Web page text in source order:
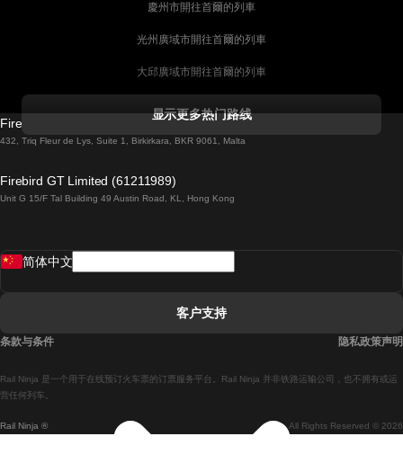
慶州市開往首爾的列車
光州廣域市開往首爾的列車
大邱廣域市開往首爾的列車
都柏林開往戈尔韦的列車
羅馬開往拿坡里的列車
馬德里開往巴塞罗那的列車
显示更多热门路线
Firebird GT Limited (OC 1451)
432, Triq Fleur de Lys, Suite 1, Birkirkara, BKR 9061, Malta
Firebird GT Limited (61211989)
Unit G 15/F Tal Building 49 Austin Road, KL, Hong Kong
Rail Ninja ® All Rights Reserved © 2026
Rail Ninja 是一个用于在线预订火车票的订票服务平台。Rail Ninja 并非铁路运输公司，也不拥有或运
营任何列车。
简体中文
客户支持
条款与条件 隐私政策声明